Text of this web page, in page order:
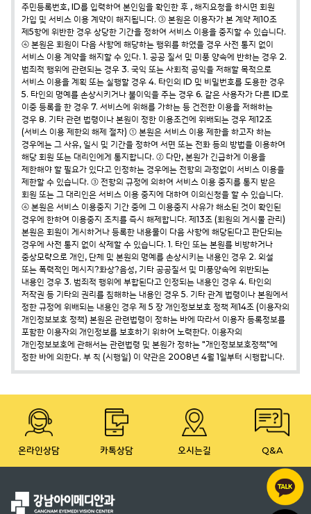
주민등록번호, ID를 입력하여 본인임을 확인한 후 , 해지요청을 하시면 회원
가입 및 서비스 이용 계약이 해지됩니다. ③ 본원은 이용자가 본 계약 제10조
제5항에 위반한 경우 상당한 기간을 정하여 서비스 이용을 중지할 수 있습니다.
④ 본원은 회원이 다음 사항에 해당하는 행위를 하였을 경우 사전 통지 없이
서비스 이용 계약을 해지할 수 있다. 1. 공공 질서 및 미풍 양속에 반하는 경우 2.
범죄적 행위에 관련되는 경우 3. 국익 또는 사회적 공익을 저해할 목적으로
서비스 이용을 계획 또는 실행할 경우 4. 타인의 ID 및 비밀번호를 도용한 경우
5. 타인의 명예를 손상시키거나 불이익을 주는 경우 6. 같은 사용자가 다른 ID로
이중 등록을 한 경우 7. 서비스에 위해를 가하는 등 건전한 이용을 저해하는
경우 8. 기타 관련 법령이나 본원이 정한 이용조건에 위배되는 경우 제12조
(서비스 이용 제한의 해제 절차) ① 본원은 서비스 이용 제한을 하고자 하는
경우에는 그 사유, 일시 및 기간을 정하여 서면 또는 전화 등의 방법을 이용하여
해당 회원 또는 대리인에게 통지합니다. ② 다만, 본원가 긴급하게 이용을
제한해야 할 필요가 있다고 인정하는 경우에는 전항의 과정없이 서비스 이용을
제한할 수 있습니다. ③ 전항의 규정에 의하여 서비스 이용 중지를 통지 받은
회원 또는 그 대리인은 서비스 이용 중지에 대하여 이의신청을 할 수 있습니다.
④ 본원은 서비스 이용중지 기간 중에 그 이용중지 사유가 해소된 것이 확인된
경우에 한하여 이용중지 조치를 즉시 해제합니다. 제13조 (회원의 게시물 관리)
본원은 회원이 게시하거나 등록한 내용물이 다음 사항에 해당된다고 판단되는
경우에 사전 통지 없이 삭제할 수 있습니다. 1. 타인 또는 본원를 비방하거나
중상모략으로 개인, 단체 및 본원의 명예를 손상시키는 내용인 경우 2. 외설
또는 폭력적인 메시지?화상?음성, 기타 공공질서 및 미풍양속에 위반되는
내용인 경우 3. 범죄적 행위에 부합된다고 인정되는 내용인 경우 4. 타인의
저작권 등 기타의 권리를 침해하는 내용인 경우 5. 기타 관계 법령이나 본원에서
정한 규정에 위배되는 내용인 경우 제 5 장 개인정보보호 정책 제14조 (이용자의
개인정보보호 정책) 본원은 관련법령이 정하는 바에 따라서 이용자 등록정보를
포함한 이용자의 개인정보를 보호하기 위하여 노력한다. 이용자의
개인정보보호에 관해서는 관련법령 및 본원가 정하는 "개인정보보호정책"에
정한 바에 의한다. 부 칙 (시행일) 이 약관은 2008년 4월 1일부터 시행합니다.
온라인상담 카톡상담 오시는길 Q&A